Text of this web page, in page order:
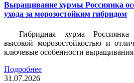
Выращивание хурмы Россиянка
ухода за морозостойким гибридом
Гибридная хурма Россиянка
высокой морозостойкостью и
ключевые особенности выращивания
Подробнее
31.07.2026